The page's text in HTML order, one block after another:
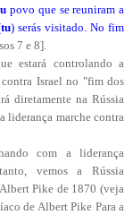
povo que se reuniram a
tu) serás visitado. No fim
7 e 8].
estará controlando a
Israel no "fim dos
diretamente na Rússia
liderança marche contra
com a liderança
vemos a Rússia
Pike de 1870 (veja
de Albert Pike Para a